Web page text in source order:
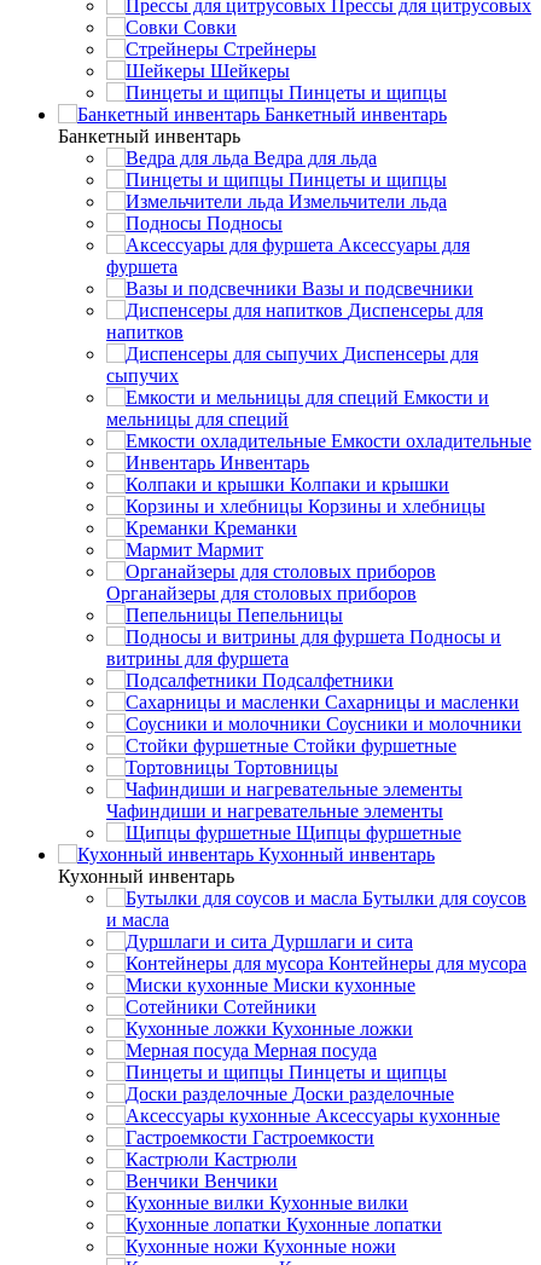
Прессы для цитрусовых
Совки
Стрейнеры
Шейкеры
Пинцеты и щипцы
Банкетный инвентарь
Банкетный инвентарь
Ведра для льда
Пинцеты и щипцы
Измельчители льда
Подносы
Аксессуары для
фуршета
Вазы и подсвечники
Диспенсеры для
напитков
Диспенсеры для
сыпучих
Емкости и
мельницы для специй
Емкости охладительные
Инвентарь
Колпаки и крышки
Корзины и хлебницы
Креманки
Мармит
Органайзеры для столовых приборов
Пепельницы
Подносы и
витрины для фуршета
Подсалфетники
Сахарницы и масленки
Соусники и молочники
Стойки фуршетные
Тортовницы
Чафиндиши и нагревательные элементы
Щипцы фуршетные
Кухонный инвентарь
Кухонный инвентарь
Бутылки для соусов
и масла
Дуршлаги и сита
Контейнеры для мусора
Миски кухонные
Сотейники
Кухонные ложки
Мерная посуда
Пинцеты и щипцы
Доски разделочные
Аксессуары кухонные
Гастроемкости
Кастрюли
Венчики
Кухонные вилки
Кухонные лопатки
Кухонные ножи